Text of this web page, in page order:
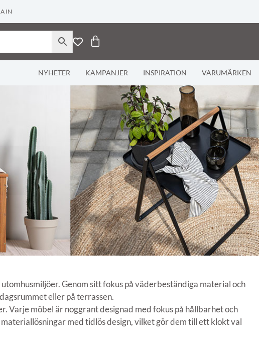
IN
NYHETER KAMPANJER INSPIRATION VARUMÄRKEN
Genom sitt fokus på väderbeständiga material och
eller på terrassen.
möbel är noggrant designad med fokus på hållbarhet och
med tidlös design, vilket gör dem till ett klokt val